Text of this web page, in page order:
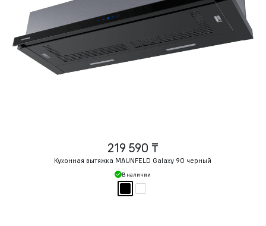
219 590 ₸
Кухонная вытяжка MAUNFELD Galaxy 90 черный
В наличии